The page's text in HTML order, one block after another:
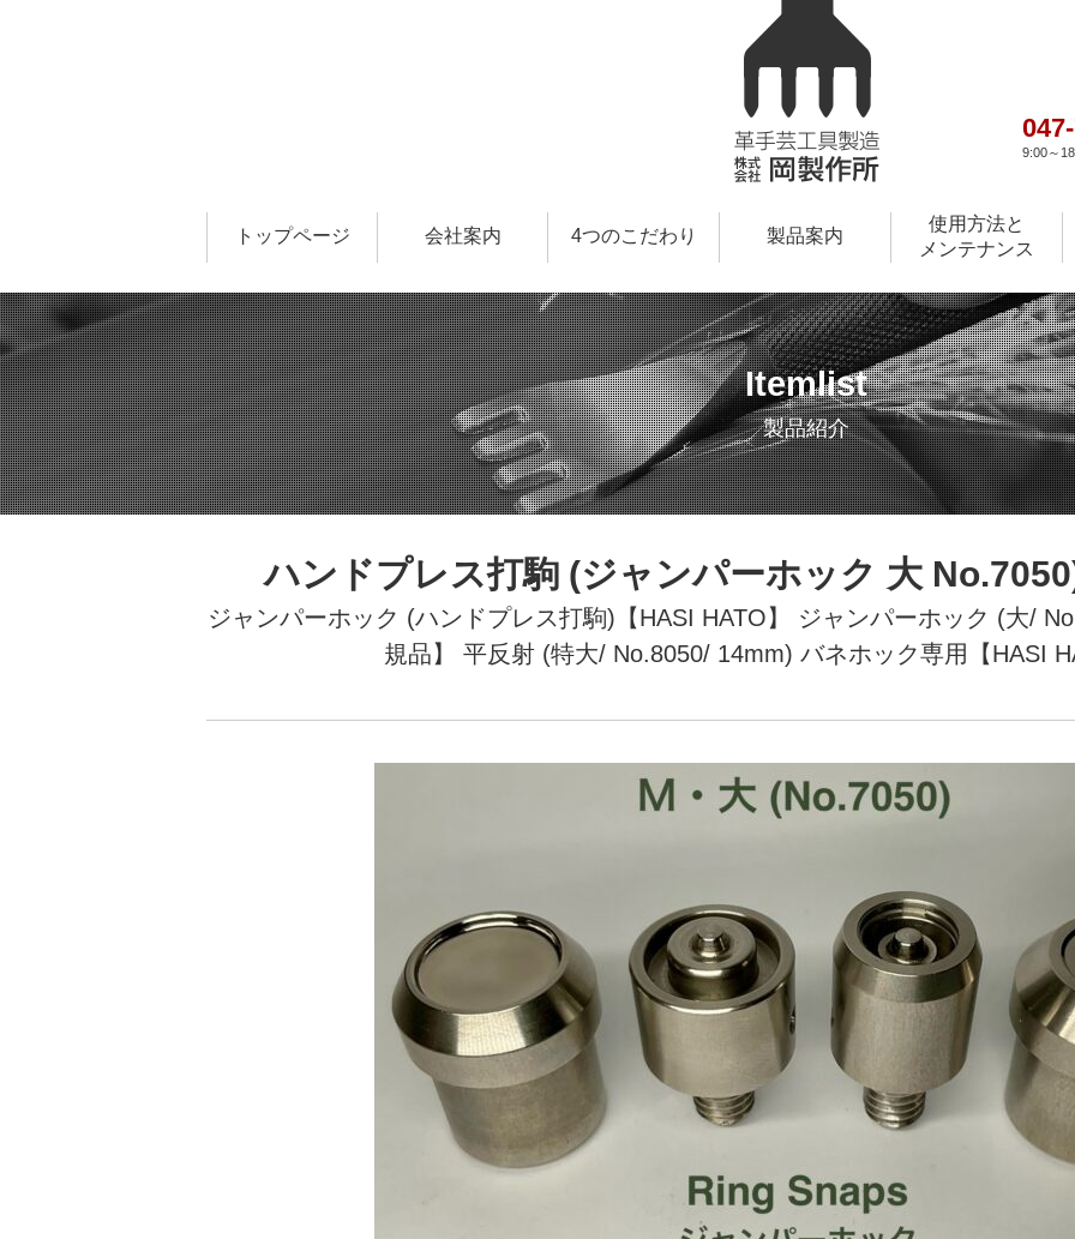
9:00～
トップページ 会社案内 4つのこだわり 製品案内
使用方法と
メンテナンス
Itemlist
製品紹介
ハンドプレス打駒 (ジャンパーホック 大
ジャンパーホック (ハンドプレス打駒)【HASI HATO】
ジャンパーホック (大/
規品】
平反射 (特大/ No.8050/ 14mm) バネホック専用【HASI